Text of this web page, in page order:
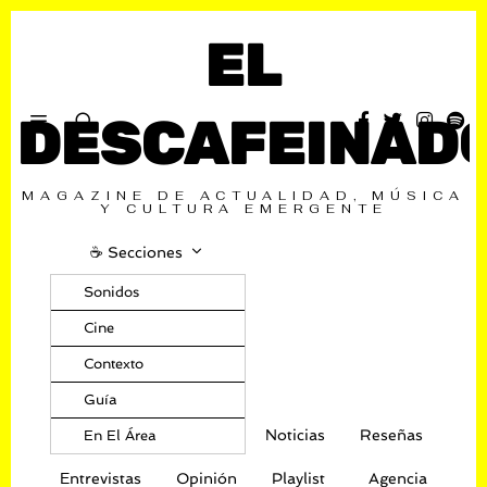
EL
MAGAZINE DE ACTUALIDAD, MÚSICA
Y CULTURA EMERGENTE
☕️ Secciones
Sonidos
Cine
Contexto
Guía
En El Área Noticias Reseñas
Entrevistas Opinión Playlist Agencia